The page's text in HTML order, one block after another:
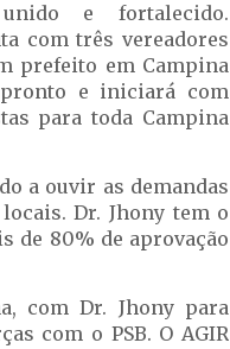
e fortalecido.
com três vereadores
prefeito em Campina
pronto e iniciará com
para toda Campina
a ouvir as demandas
Dr. Jhony tem o
de 80% de aprovação
com Dr. Jhony para
com o PSB. O AGIR